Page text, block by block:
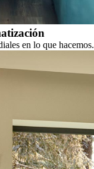
en lo que hacemos.